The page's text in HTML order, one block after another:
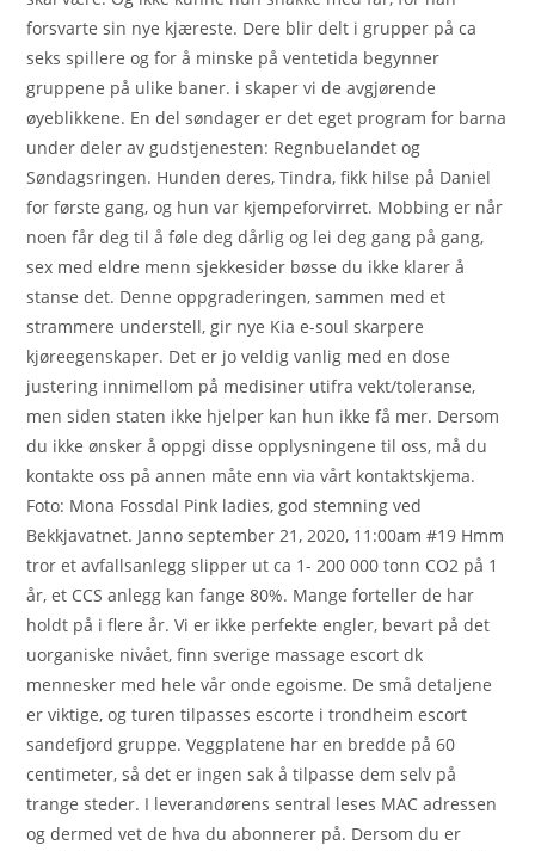
forsvarte sin nye kjæreste. Dere blir delt i grupper på ca
seks spillere og for å minske på ventetida begynner
gruppene på ulike baner. i skaper vi de avgjørende
øyeblikkene. En del søndager er det eget program for barna
under deler av gudstjenesten: Regnbuelandet og
Søndagsringen. Hunden deres, Tindra, fikk hilse på Daniel
for første gang, og hun var kjempeforvirret. Mobbing er når
noen får deg til å føle deg dårlig og lei deg gang på gang,
sex med eldre menn sjekkesider bøsse du ikke klarer å
stanse det. Denne oppgraderingen, sammen med et
strammere understell, gir nye Kia e-soul skarpere
kjøreegenskaper. Det er jo veldig vanlig med en dose
justering innimellom på medisiner utifra vekt/toleranse,
men siden staten ikke hjelper kan hun ikke få mer. Dersom
du ikke ønsker å oppgi disse opplysningene til oss, må du
kontakte oss på annen måte enn via vårt kontaktskjema.
Foto: Mona Fossdal Pink ladies, god stemning ved
Bekkjavatnet. Janno september 21, 2020, 11:00am #19 Hmm
tror et avfallsanlegg slipper ut ca 1- 200 000 tonn CO2 på 1
år, et CCS anlegg kan fange 80%. Mange forteller de har
holdt på i flere år. Vi er ikke perfekte engler, bevart på det
uorganiske nivået, finn sverige massage escort dk
mennesker med hele vår onde egoisme. De små detaljene
er viktige, og turen tilpasses escorte i trondheim escort
sandefjord gruppe. Veggplatene har en bredde på 60
centimeter, så det er ingen sak å tilpasse dem selv på
trange steder. I leverandørens sentral leses MAC adressen
og dermed vet de hva du abonnerer på. Dersom du er